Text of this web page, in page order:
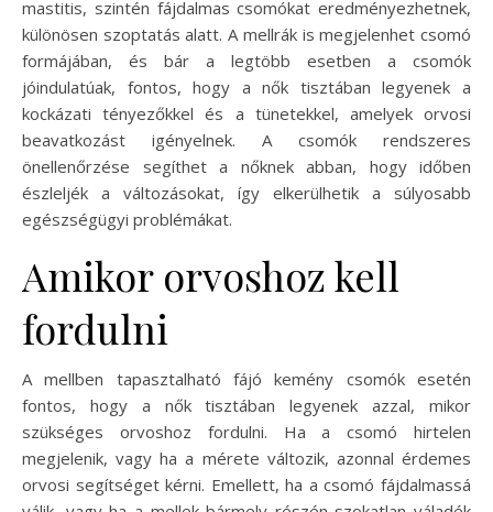
mastitis, szintén fájdalmas csomókat eredményezhetnek,
különösen szoptatás alatt. A mellrák is megjelenhet csomó
formájában, és bár a legtöbb esetben a csomók
jóindulatúak, fontos, hogy a nők tisztában legyenek a
kockázati tényezőkkel és a tünetekkel, amelyek orvosi
beavatkozást igényelnek. A csomók rendszeres
önellenőrzése segíthet a nőknek abban, hogy időben
észleljék a változásokat, így elkerülhetik a súlyosabb
egészségügyi problémákat.
Amikor orvoshoz kell
fordulni
A mellben tapasztalható fájó kemény csomók esetén
fontos, hogy a nők tisztában legyenek azzal, mikor
szükséges orvoshoz fordulni. Ha a csomó hirtelen
megjelenik, vagy ha a mérete változik, azonnal érdemes
orvosi segítséget kérni. Emellett, ha a csomó fájdalmassá